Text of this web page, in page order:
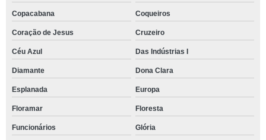
Copacabana Coqueiros
Coração de Jesus Cruzeiro
Céu Azul Das Indústrias I
Diamante Dona Clara
Esplanada Europa
Floramar Floresta
Funcionários Glória